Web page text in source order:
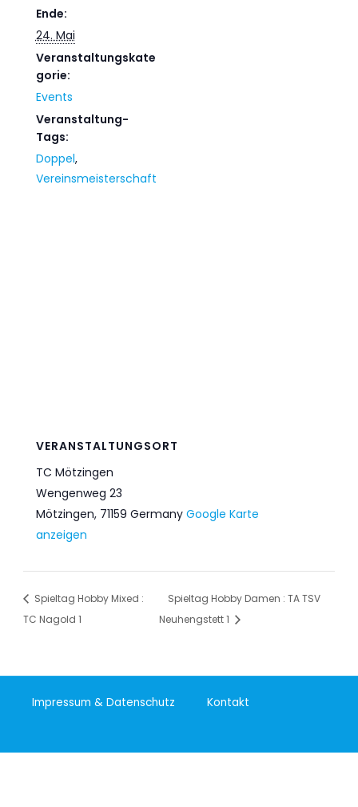
Ende:
24. Mai
Veranstaltungskate
gorie:
Events
Veranstaltung-
Tags:
Doppel,
Vereinsmeisterschaft
VERANSTALTUNGSORT
TC Mötzingen
Wengenweg 23
Mötzingen, 71159 Germany Google Karte
anzeigen
Spieltag Hobby Mixed :
TC Nagold 1
Spieltag Hobby Damen : TA TSV
Neuhengstett 1
Impressum & Datenschutz Kontakt